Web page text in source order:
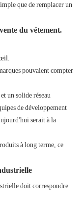
que de remplacer un
du vêtement.
pouvaient compter
un solide réseau
de développement
serait à la
à long terme, ce
doit correspondre